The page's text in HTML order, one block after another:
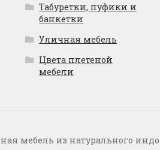
Табуретки, пуфики и
банкетки
Уличная мебель
Цвета плетеной
мебели
мебель из натурального